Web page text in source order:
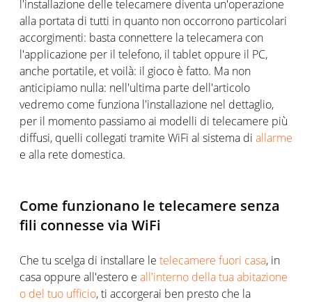
l'installazione delle telecamere diventa un'operazione
alla portata di tutti in quanto non occorrono particolari
accorgimenti: basta connettere la telecamera con
l'applicazione per il telefono, il tablet oppure il PC,
anche portatile, et voilà: il gioco è fatto. Ma non
anticipiamo nulla: nell'ultima parte dell'articolo
vedremo come funziona l'installazione nel dettaglio,
per il momento passiamo ai modelli di telecamere più
diffusi, quelli collegati tramite WiFi al sistema di allarme
e alla rete domestica.
Come funzionano le telecamere senza
fili connesse via WiFi
Che tu scelga di installare le telecamere fuori casa, in
casa oppure all'estero e all'interno della tua abitazione
o del tuo ufficio, ti accorgerai ben presto che la